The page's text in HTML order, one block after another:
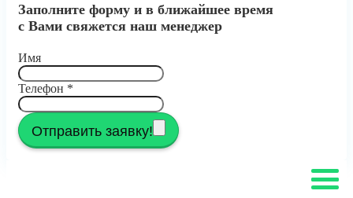
Заполните форму и в ближайшее время
с Вами свяжется наш менеджер
Имя
Телефон *
Отправить заявку!